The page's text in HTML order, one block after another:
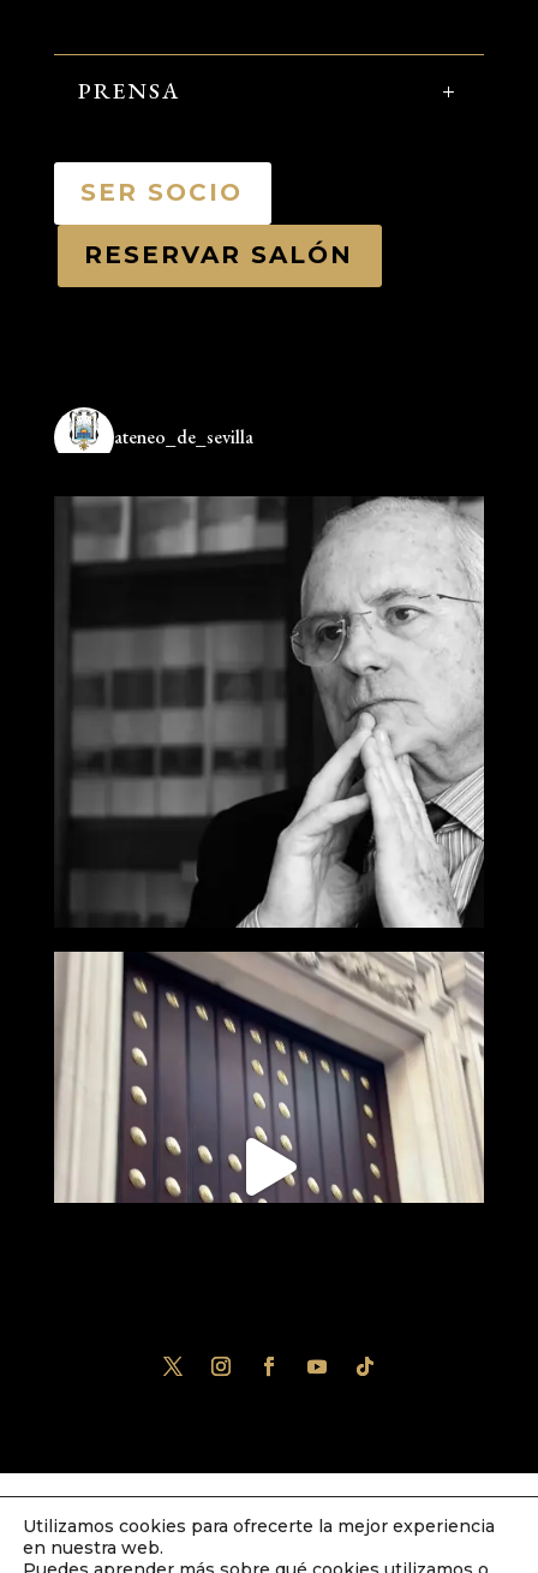
PRENSA
SER SOCIO
RESERVAR SALÓN
ateneo_de_sevilla
Diseñado poriNova Cloud. Una empresa
deGrupo Inova 2023© Todos los derechos
Utilizamos cookies para ofrecerte la mejor experiencia
en nuestra web.